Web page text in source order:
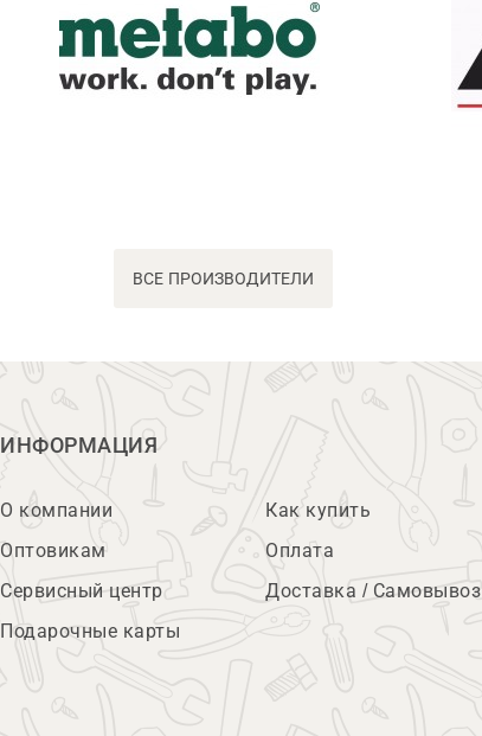
ВСЕ ПРОИЗВОДИТЕЛИ
ИНФОРМАЦИЯ
О компании
Оптовикам
Сервисный центр
Подарочные карты
Как купить
Оплата
Доставка / Самовывоз